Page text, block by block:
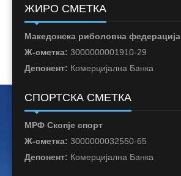
ЖИРО СМЕТКА
Македонска риболовна федерација
Ж-сметка: 3000000001910-29
Депонент: Комерцијална Банка
СПОРТСКА СМЕТКА
МРФ Скопје спорт
Ж-сметка: 3000000032550-65
Депонент: Комерцијална Банка